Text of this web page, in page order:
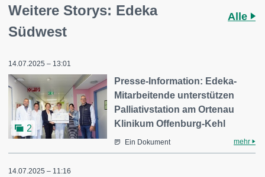
Weitere Storys: Edeka
Südwest
Alle
14.07.2025 – 13:01
2
Presse-Information: Edeka-
Mitarbeitende unterstützen
Palliativstation am Ortenau
Klinikum Offenburg-Kehl
Ein Dokument mehr
14.07.2025 – 11:16